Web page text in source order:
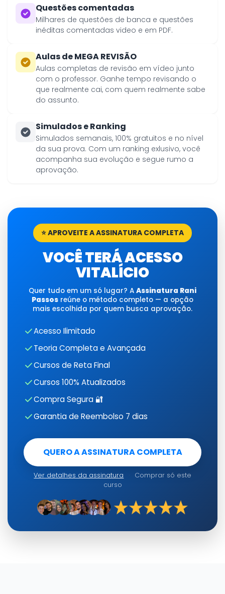
Questões comentadas
Milhares de questões de banca e questões
inéditas comentadas video e em PDF.
Aulas de MEGA REVISÃO
Aulas completas de revisão em vídeo junto
com o professor. Ganhe tempo revisando o
que realmente cai, com quem realmente sabe
do assunto.
Simulados e Ranking
Simulados semanais, 100% gratuitos e no nível
da sua prova. Com um ranking exlusivo, você
acompanha sua evolução e segue rumo a
aprovação.
⭐ APROVEITE A ASSINATURA COMPLETA
VOCÊ TERÁ ACESSO
VITALÍCIO
Quer tudo em um só lugar? A Assinatura Rani
Passos reúne o método completo — a opção
mais escolhida por quem busca aprovação.
Acesso Ilimitado
Teoria Completa e Avançada
Cursos de Reta Final
Cursos 100% Atualizados
Compra Segura 🔐
Garantia de Reembolso 7 dias
QUERO A ASSINATURA COMPLETA
Ver detalhes da assinatura ·
Comprar só este
curso